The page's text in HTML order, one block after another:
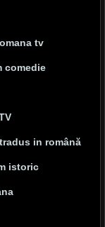
tv
comedie
in română
istoric